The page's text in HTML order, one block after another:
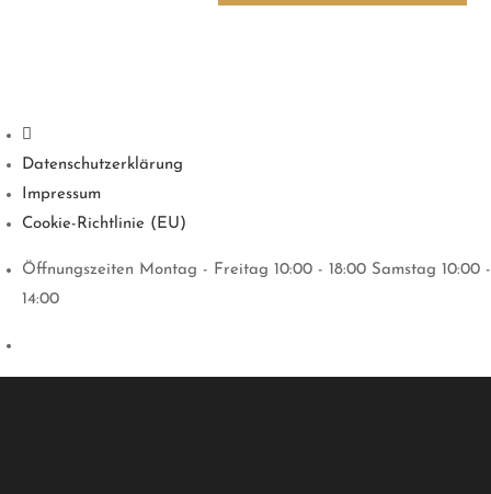
Datenschutzerklärung
Impressum
Cookie-Richtlinie (EU)
Öffnungszeiten Montag - Freitag 10:00 - 18:00 Samstag 10:00 -
14:00